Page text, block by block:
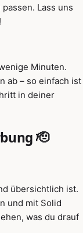
Lass uns
Minuten.
ab – so einfach ist
in deiner
🫡
übersichtlich ist.
und mit Solid
was du drauf